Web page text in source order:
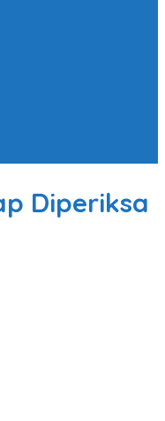
Diperiksa